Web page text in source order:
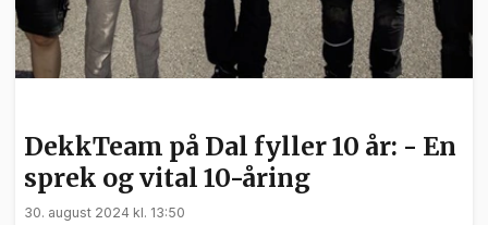
DekkTeam på Dal fyller 10 år: - En
sprek og vital 10-åring
30. august 2024 kl. 13:50